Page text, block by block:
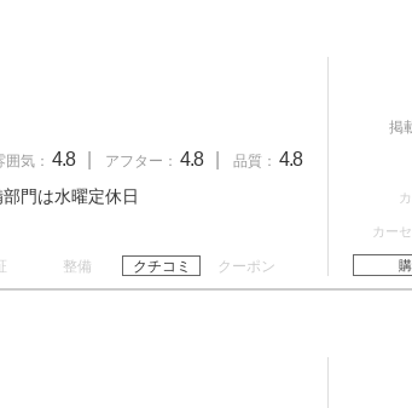
囲気： 4.8 アフター： 4.8 品質： 4.8
門は水曜定休日
整備 クチコミ クーポン
掲
カー